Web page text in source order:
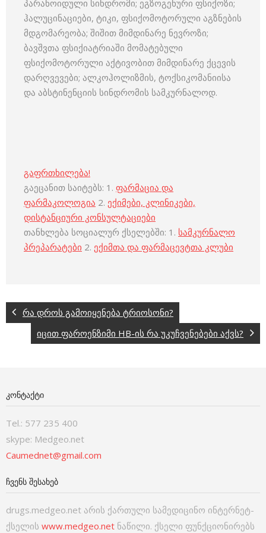
პარანოიდული სინდრომი; ეგზოგენური ფსიქოზი;
ჰალუცინაციები, ტიკი, ფსიქომოტორული აგზნების
მდგომარეობა; შიშით მიმდინარე ნევროზი;
ბავშვთა ფსიქიატრიაში მომატებული
ფსიქომოტორული აქტივობით მიმდინარე ქცევის
დარღვევები; ალკოჰოლიზმის, ტოქსიკომანიისა
და აბსტინენციის სინდრომის სამკურნალოდ.
გაფრთხილება!
გაეცანით საიტებს: 1. ფარმაცია და
ფარმაკოლოგია 2. ექიმები, კლინიკები,
დისტანციური კონსულტაციები
თანხლება სოციალურ ქსელებში: 1. სამკურნალო
პრეპარატები 2. ექიმთა და ფარმაცევტთა კლუბი
რა დროს გამოიყენება ტრიოსონი?
იცით ფაროენზიმი HB-ის რა უკუჩვენებები აქვს?
ᲙᲝᲜᲢᲐᲥᲢᲘ
Tel.: 577 235 400
skype: Medgeo.net
Caumednet@gmail.com
ᲩᲕᲔᲜᲡ ᲨᲔᲡᲐᲮᲔᲑ
drugs.medgeo.net არის ქართული სამედიცინო ინტერნეტ-
ქსელის www.medgeo.net ნაწილი. ქსელი ფუნქციონირებს